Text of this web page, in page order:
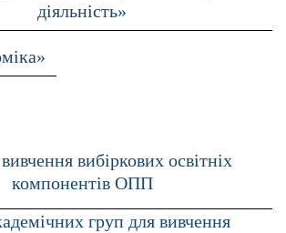
діяльність»
вибіркових освітніх
компонентів ОПП
груп для вивчення